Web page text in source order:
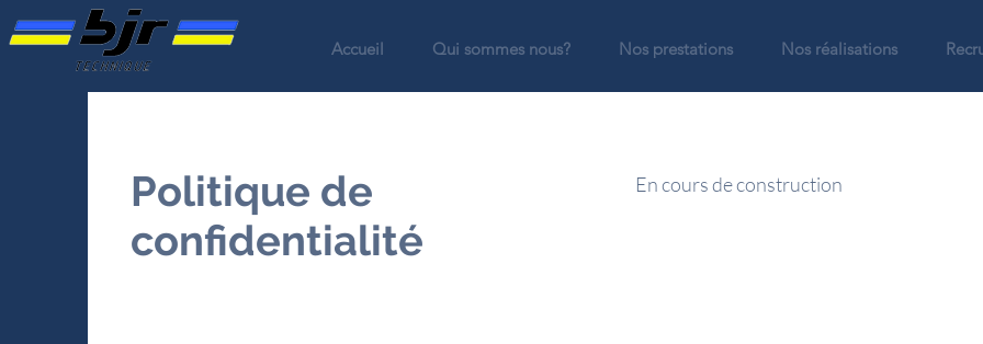
Accueil Qui sommes nous? Nos prestations Nos réalisations
Politique de
confidentialité
En cours de construction